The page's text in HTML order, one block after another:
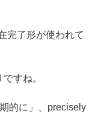
完了形が使われて
すね。
的に」、precisely